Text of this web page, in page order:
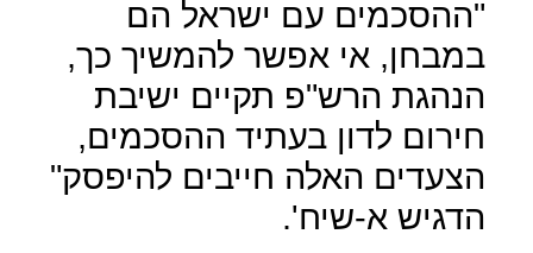
"ההסכמים עם ישראל הם
במבחן, אי אפשר להמשיך כך,
הנהגת הרש"פ תקיים ישיבת
חירום לדון בעתיד ההסכמים,
הצעדים האלה חייבים להיפסק"
הדגיש א-שיח'.